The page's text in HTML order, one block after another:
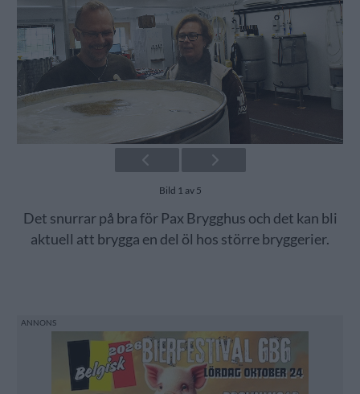
Bild 1 av 5
Det snurrar på bra för Pax Brygghus och det kan bli
aktuell att brygga en del öl hos större bryggerier.